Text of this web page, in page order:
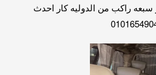
سبعه راكب من الدوليه كار احدث